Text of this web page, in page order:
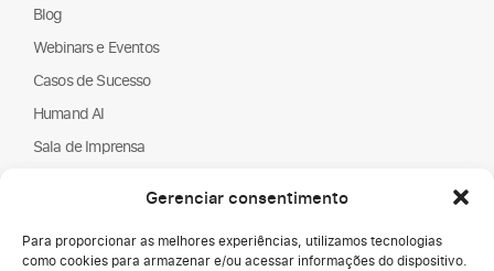
Gerenciar consentimento
Para proporcionar as melhores experiências, utilizamos tecnologias
como cookies para armazenar e/ou acessar informações do dispositivo.
Blog
Webinars e Eventos
Casos de Sucesso
Humand AI
Sala de Imprensa
Humand